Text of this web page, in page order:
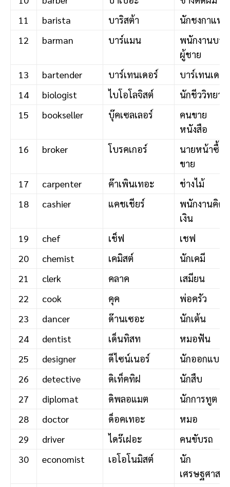
11
barista บาริสต้า
นักชงกาแฟ
12
barman บาร์แมน
พนักงานบาร์
ผู้ชาย
13
bartender บาร์เทนเดอร์
บาร์เทนเดอร์
14
biologist ไบโอโลจิสต์
นักชีววิทยา
15
bookseller บุ๊คเซลเลอร์
คนขาย
หนังสือ
16
broker โบรคเกอร์
นายหน้าซื้อ
ขาย
17
carpenter ค๊าเพินเทอะ
ช่างไม้
18
cashier แคชเชียร์
พนักงานคิด
เงิน
19
chef เช็ฟ
เชฟ
20
chemist เคมิสต์
นักเคมี
21
clerk คลาค
เสมียน
22
cook คุค
พ่อครัว
23
dancer ด๊านเซอะ
นักเต้น
24
dentist เด็นทิสท
หมอฟัน
25
designer ดีไซน์เนอร์
นักออกแบบ
26
detective ดิเท็คทิฝ
นักสืบ
27
diplomat ดิพลอแมต
นักการทูต
28
doctor ด็อคเทอะ
หมอ
29
driver ไดร๊เฝอะ
คนขับรถ
30
economist เอโอโนมิสต์
นัก
เศรษฐศาสตร์